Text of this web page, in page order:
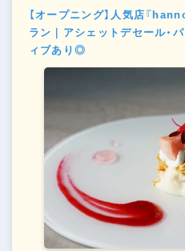
【オープニング】人気店『
ラン｜アシェットデセール・
ィブあり◎